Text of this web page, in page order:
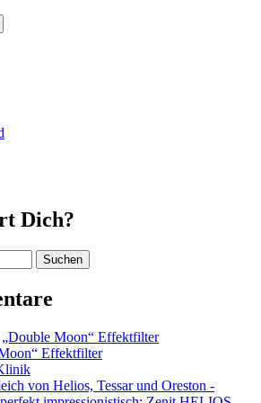
Dich?
„Double Moon“ Effektfilter
Effektfilter
von Helios, Tessar und Oreston -